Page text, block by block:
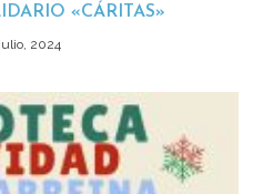
«CÁRITAS»
2024